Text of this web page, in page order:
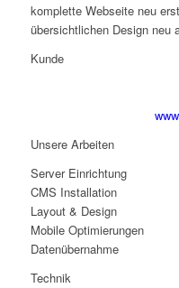
komplette Webseite neu
übersichtlichen Design neu
Kunde
Unsere Arbeiten
Server Einrichtung
CMS Installation
Layout & Design
Mobile Optimierungen
Datenübernahme
Technik